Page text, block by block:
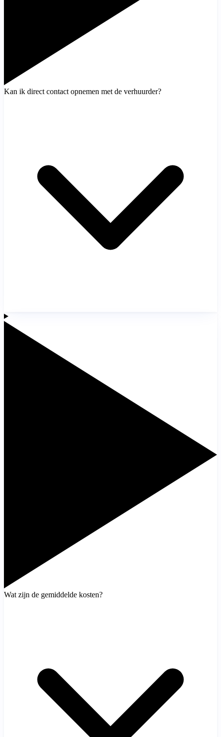
Kan ik direct contact opnemen met de verhuurder?
Wat zijn de gemiddelde kosten?